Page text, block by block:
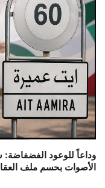
وداعاً للوعود
الأصوات بحسم ملف